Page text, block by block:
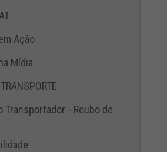
Ação
Mídia
Transportador - Roubo de